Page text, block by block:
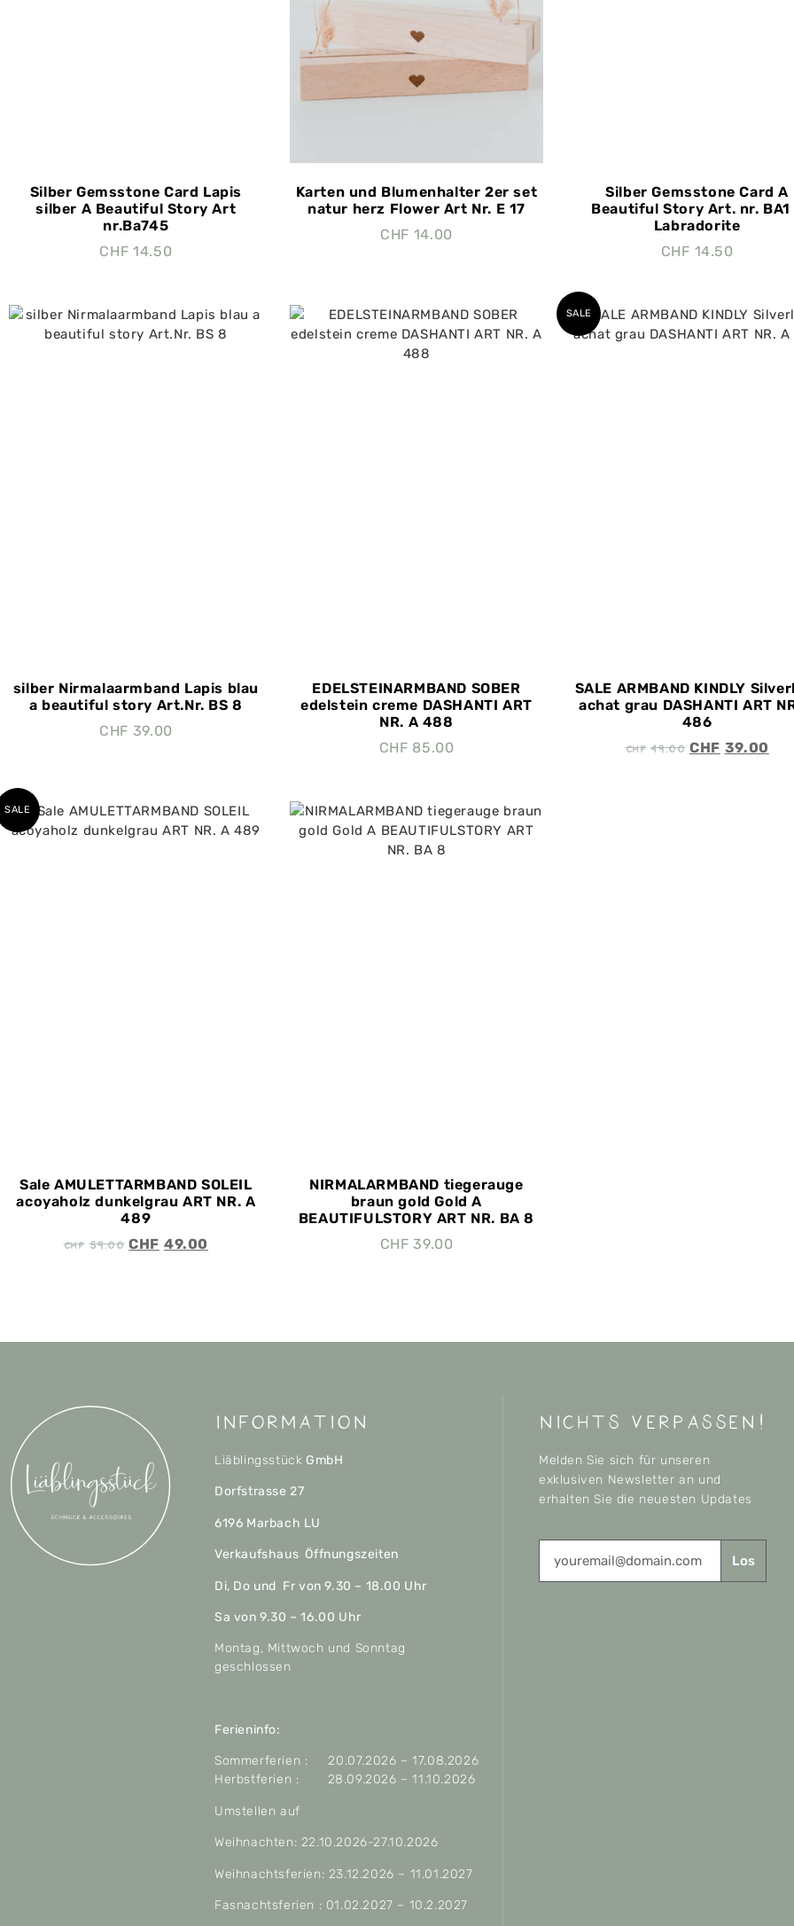
Silber Gemsstone Card Lapis
silber A Beautiful Story Art
nr.Ba745
CHF 14.50
Karten und Blumenhalter 2er set
natur herz Flower Art Nr. E 17
CHF 14.00
Silber Gemsstone Card A
Beautiful Story Art. nr. BA1
Labradorite
CHF 14.50
silber Nirmalaarmband Lapis blau
a beautiful story Art.Nr. BS 8
CHF 39.00
EDELSTEINARMBAND SOBER
edelstein creme DASHANTI ART
NR. A 488
CHF 85.00
SALE
SALE ARMBAND KINDLY
achat grau DASHANTI ART
486
CHF49.00 CHF 39.00
SALE
Sale AMULETTARMBAND SOLEIL
acoyaholz dunkelgrau ART NR. A
489
CHF59.00 CHF 49.00
NIRMALARMBAND tiegerauge
braun gold Gold A
BEAUTIFULSTORY ART NR. BA 8
CHF 39.00
Information
Liäblingsstück GmbH
Dorfstrasse 27
6196 Marbach LU
Verkaufshaus Öffnungszeiten
Di, Do und Fr von 9.30 – 18.00 Uhr
Sa von 9.30 – 16.00 Uhr
Montag, Mittwoch und Sonntag
geschlossen
Ferieninfo:
Sommerferien : 20.07.2026 – 17.08.2026
Herbstferien : 28.09.2026 – 11.10.2026
Umstellen auf
Weihnachten: 22.10.2026-27.10.2026
Weihnachtsferien: 23.12.2026 – 11.01.2027
Fasnachtsferien : 01.02.2027 – 10.2.2027
nichts verpassen!
Melden Sie sich für unseren
exklusiven Newsletter an und
erhalten Sie die neuesten Updates
Los